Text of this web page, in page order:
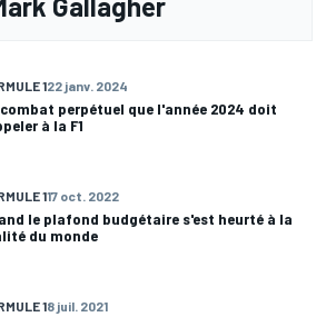
122 janv. 2024
combat perpétuel que l'année 2024 doit
à la F1
117 oct. 2022
le plafond budgétaire s'est heurté à la
du monde
18 juil. 2021